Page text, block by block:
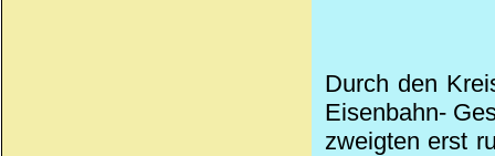
Durch den
Eisenbahn-
zweigten erst